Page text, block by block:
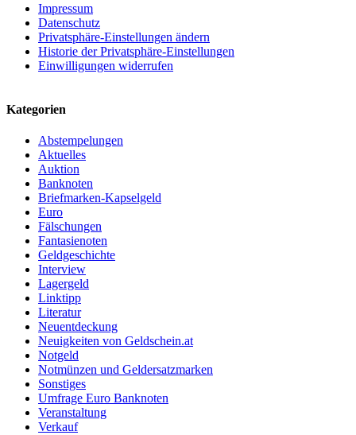
Impressum
Datenschutz
Privatsphäre-Einstellungen ändern
Historie der Privatsphäre-Einstellungen
Einwilligungen widerrufen
Kategorien
Abstempelungen
Aktuelles
Auktion
Banknoten
Briefmarken-Kapselgeld
Euro
Fälschungen
Fantasienoten
Geldgeschichte
Interview
Lagergeld
Linktipp
Literatur
Neuentdeckung
Neuigkeiten von Geldschein.at
Notgeld
Notmünzen und Geldersatzmarken
Sonstiges
Umfrage Euro Banknoten
Veranstaltung
Verkauf